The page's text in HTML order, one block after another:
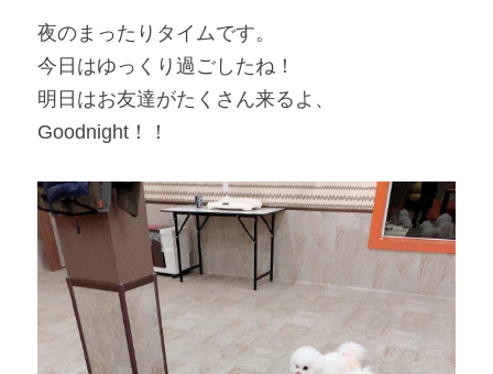
夜のまったりタイムです。
今日はゆっくり過ごしたね！
明日はお友達がたくさん来るよ、
Goodnight！！